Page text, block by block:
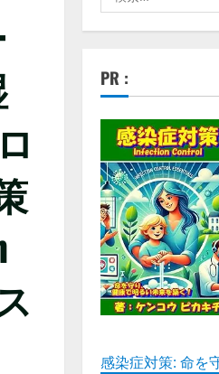
索:
PR :
感染症対策: 命を